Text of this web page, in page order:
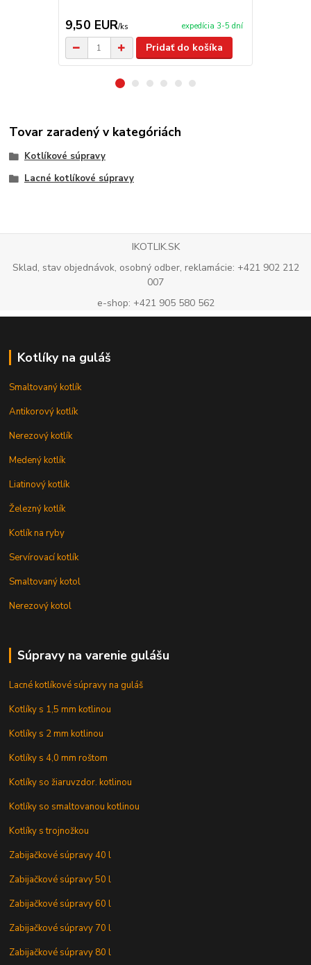
9,50 EUR/ks expedícia 3-5 dní
Pridať do košíka
Tovar zaradený v kategóriách
Kotlíkové súpravy
Lacné kotlíkové súpravy
IKOTLIK.SK
Sklad, stav objednávok, osobný odber, reklamácie: +421 902 212
007
e-shop: +421 905 580 562
Kotlíky na guláš
Smaltovaný kotlík
Antikorový kotlík
Nerezový kotlík
Medený kotlík
Liatinový kotlík
Železný kotlík
Kotlík na ryby
Servírovací kotlík
Smaltovaný kotol
Nerezový kotol
Súpravy na varenie gulášu
Lacné kotlíkové súpravy na guláš
Kotlíky s 1,5 mm kotlinou
Kotlíky s 2 mm kotlinou
Kotlíky s 4,0 mm roštom
Kotlíky so žiaruvzdor. kotlinou
Kotlíky so smaltovanou kotlinou
Kotlíky s trojnožkou
Zabijačkové súpravy 40 l
Zabijačkové súpravy 50 l
Zabijačkové súpravy 60 l
Zabijačkové súpravy 70 l
Zabijačkové súpravy 80 l